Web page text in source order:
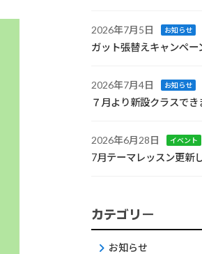
2026年7月5日 お知らせ
ガット張替えキャンペ
2026年7月4日 お知らせ
７月より新設クラスでき
2026年6月28日 イベント
7月テーマレッスン更新
カテゴリー
お知らせ